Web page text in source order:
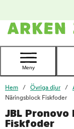
Kontakta
Meny
Hem Övriga djur
Näringsblock Fiskfoder
JBL Pronovo
Fiskfoder
foo